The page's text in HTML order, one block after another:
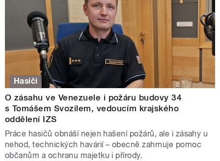
Hasiči
O zásahu ve Venezuele i požáru budovy 34
s Tomášem Svozilem, vedoucím krajského
oddělení IZS
Práce hasičů obnáší nejen hašení požárů, ale i zásahy u
nehod, technických havárií – obecně zahrnuje pomoc
občanům a ochranu majetku i přírody.